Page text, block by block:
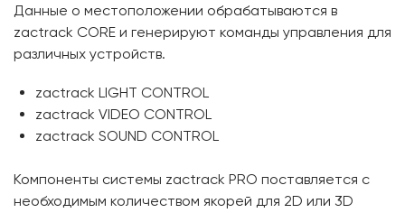
Данные о местоположении обрабатываются в
zactrack CORE и генерируют команды управления для
различных устройств.
zactrack LIGHT CONTROL
zactrack VIDEO CONTROL
zactrack SOUND CONTROL
Компоненты системы zactrack PRO поставляется с
необходимым количеством якорей для 2D или 3D